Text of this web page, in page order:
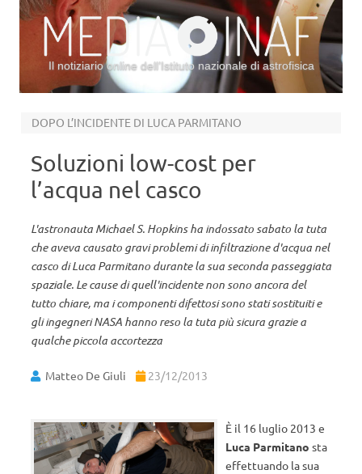
Il notiziario online dell’Istituto nazionale di astrofisica
DOPO L’INCIDENTE DI LUCA PARMITANO
Soluzioni low-cost per
l’acqua nel casco
L'astronauta Michael S. Hopkins ha indossato sabato la tuta
che aveva causato gravi problemi di infiltrazione d'acqua nel
casco di Luca Parmitano durante la sua seconda passeggiata
spaziale. Le cause di quell'incidente non sono ancora del
tutto chiare, ma i componenti difettosi sono stati sostituiti e
gli ingegneri NASA hanno reso la tuta più sicura grazie a
qualche piccola accortezza
Matteo De Giuli 23/12/2013
È il 16 luglio 2013 e
Luca Parmitano sta
effettuando la sua